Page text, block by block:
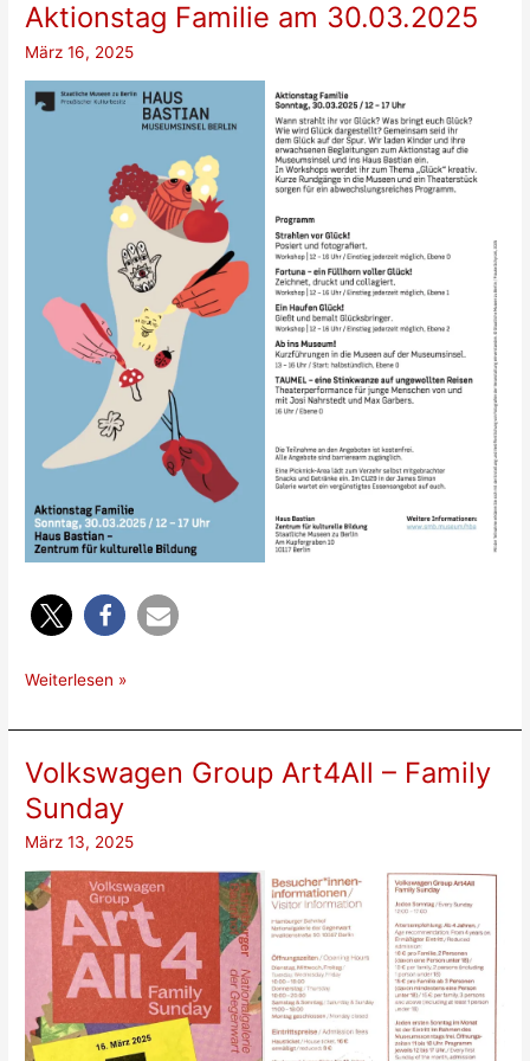
und
Sex
haben?
Aktionstag Familie am 30.03.2025
März 16, 2025
Aktionstag
am
Weiterlesen »
Volkswagen Group Art4All – Family
Sunday
März 13, 2025